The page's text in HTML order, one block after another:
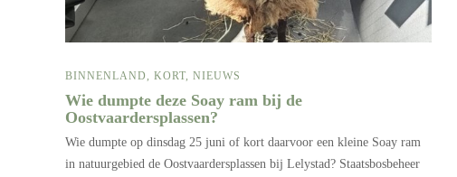
BINNENLAND KORT NIEUWS
Wie dumpte deze Soay ram bij de
Oostvaardersplassen?
Wie dumpte op dinsdag 25 juni of kort daarvoor een kleine Soay ram
in natuurgebied de Oostvaardersplassen bij Lelystad? Staatsbosbeheer